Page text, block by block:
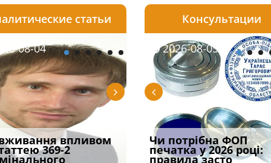
05
військової
за ігн
2026-08-05
Чоловік помер, але
позика залишилася: як
фраза «на
статьи
08-04
впливом
369-2
2026-08-04
Переоформлення
відстрочки за іншою
підставою: нов
Консультации
2026-07-23
під час
стану: як діяти
2026-08-05
Чи потрібна ФОП
печатка у 2026 році:
правила засто
2026-07-30
При зарахуванні в
покарання днів
тримання пі